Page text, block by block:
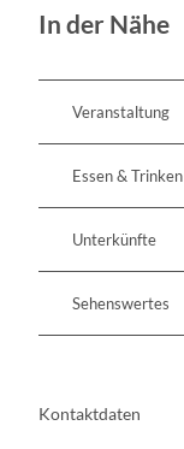
In der Nähe
Veranstaltung
Essen & Trinken
Unterkünfte
Sehenswertes
Kontaktdaten